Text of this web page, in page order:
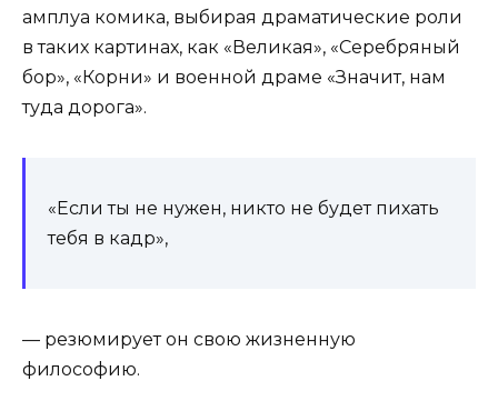
амплуа комика, выбирая драматические роли
в таких картинах, как «Великая», «Серебряный
бор», «Корни» и военной драме «Значит, нам
туда дорога».
«Если ты не нужен, никто не будет пихать
тебя в кадр»,
— резюмирует он свою жизненную
философию.